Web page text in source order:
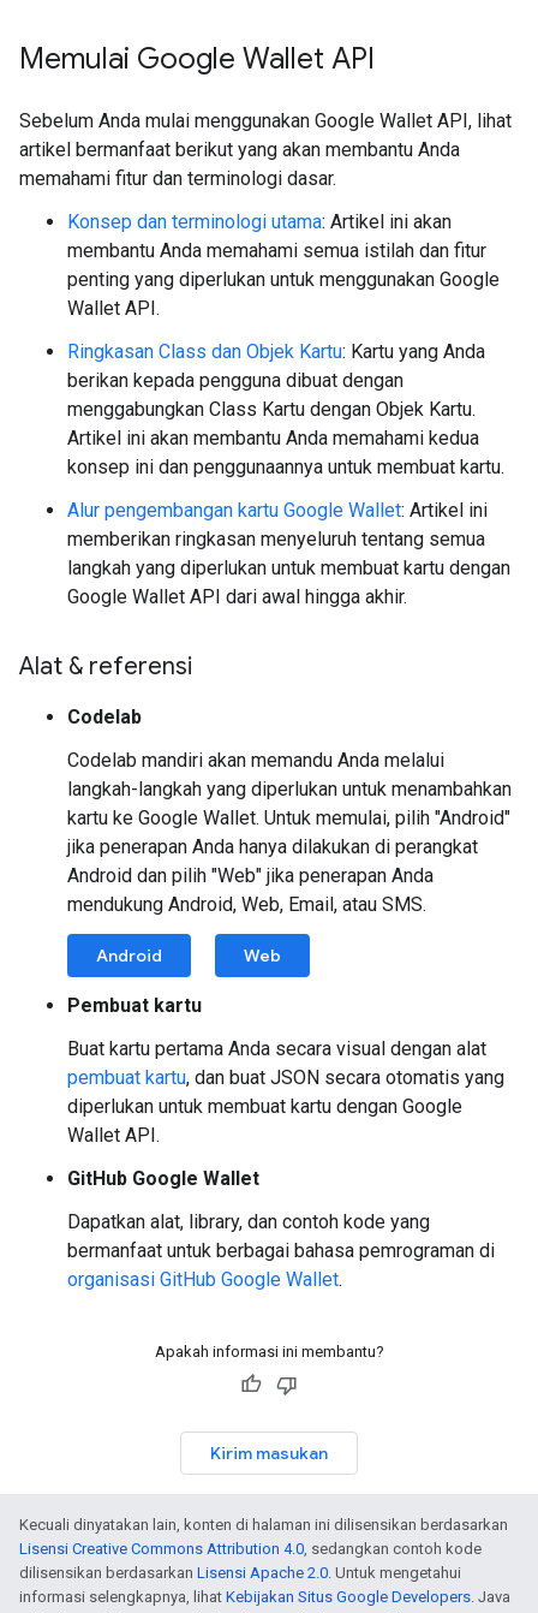
Memulai Google Wallet API
Sebelum Anda mulai menggunakan Google Wallet API, lihat
artikel bermanfaat berikut yang akan membantu Anda
memahami fitur dan terminologi dasar.
Konsep dan terminologi utama: Artikel ini akan
membantu Anda memahami semua istilah dan fitur
penting yang diperlukan untuk menggunakan Google
Wallet API.
Ringkasan Class dan Objek Kartu: Kartu yang Anda
berikan kepada pengguna dibuat dengan
menggabungkan Class Kartu dengan Objek Kartu.
Artikel ini akan membantu Anda memahami kedua
konsep ini dan penggunaannya untuk membuat kartu.
Alur pengembangan kartu Google Wallet: Artikel ini
memberikan ringkasan menyeluruh tentang semua
langkah yang diperlukan untuk membuat kartu dengan
Google Wallet API dari awal hingga akhir.
Alat & referensi
Codelab
Codelab mandiri akan memandu Anda melalui
langkah-langkah yang diperlukan untuk menambahkan
kartu ke Google Wallet. Untuk memulai, pilih "Android"
jika penerapan Anda hanya dilakukan di perangkat
Android dan pilih "Web" jika penerapan Anda
mendukung Android, Web, Email, atau SMS.
Android Web
Pembuat kartu
Buat kartu pertama Anda secara visual dengan alat
pembuat kartu, dan buat JSON secara otomatis yang
diperlukan untuk membuat kartu dengan Google
Wallet API.
GitHub Google Wallet
Dapatkan alat, library, dan contoh kode yang
bermanfaat untuk berbagai bahasa pemrograman di
organisasi GitHub Google Wallet.
Apakah informasi ini membantu?
Kirim masukan
Kecuali dinyatakan lain, konten di halaman ini dilisensikan berdasarkan
Lisensi Creative Commons Attribution 4.0, sedangkan contoh kode
dilisensikan berdasarkan Lisensi Apache 2.0. Untuk mengetahui
informasi selengkapnya, lihat Kebijakan Situs Google Developers. Java